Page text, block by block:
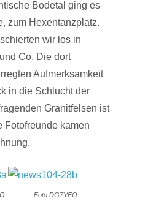
Bodetal ging es
zum Hexentanzplatz.
wir los in
Co. Die dort
Aufmerksamkeit
in die Schlucht der
Granitfelsen ist
Fotofreunde kamen
Foto:DG7YEO